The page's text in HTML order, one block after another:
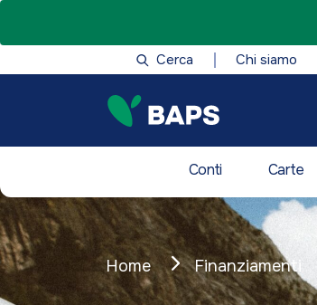
Cerca Chi siamo
Conti Carte
Home Finanziamenti